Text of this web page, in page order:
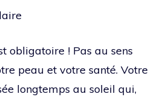
obligatoire ! Pas au sens
peau et votre santé. Votre
longtemps au soleil qui,